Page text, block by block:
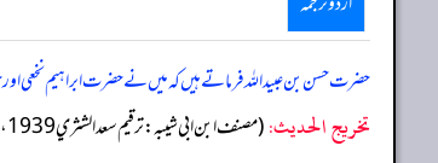
حضرت حسن بن عبیداللہ فرماتے ہیں کہ میں نے حضرت ابراہیم نخعی اور
تخریج الحدیث:(مصنف ابن ابي شيبه: ترقيم سعد الشثري 1939، ترقيم محمد عوامة 1933)